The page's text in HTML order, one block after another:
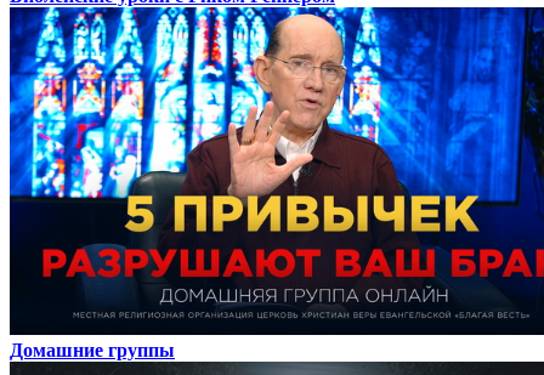
Домашние группы